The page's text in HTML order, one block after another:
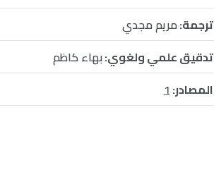
ترجمة:مريم مجدي
تدقيق علمي ولغوي:بهاء كاظم
المصادر:1